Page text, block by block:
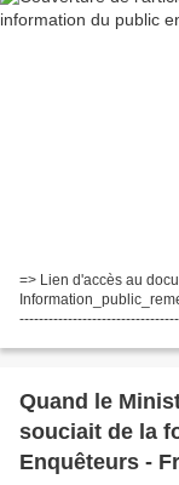
=> Lien d'accès au
Quand le
souciait de la
Enquêteurs -